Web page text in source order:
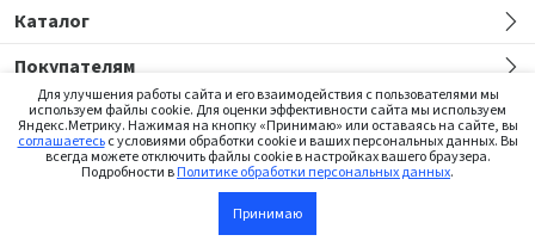
В корзину
Каталог
Покупателям
Сайт предназначен только для медицинских работников
©2026 Institut Straumann AG
Для улучшения работы сайта и его взаимодействия с пользователями мы
используем файлы cookie. Для оценки эффективности сайта мы используем
Яндекс.Метрику. Нажимая на кнопку «Принимаю» или оставаясь на сайте, вы
соглашаетесьс условиями обработки cookie и ваших персональных данных. Вы
всегда можете отключить файлы cookie в настройках вашего браузера.
Подробности вПолитике обработки персональных данных.
Принимаю